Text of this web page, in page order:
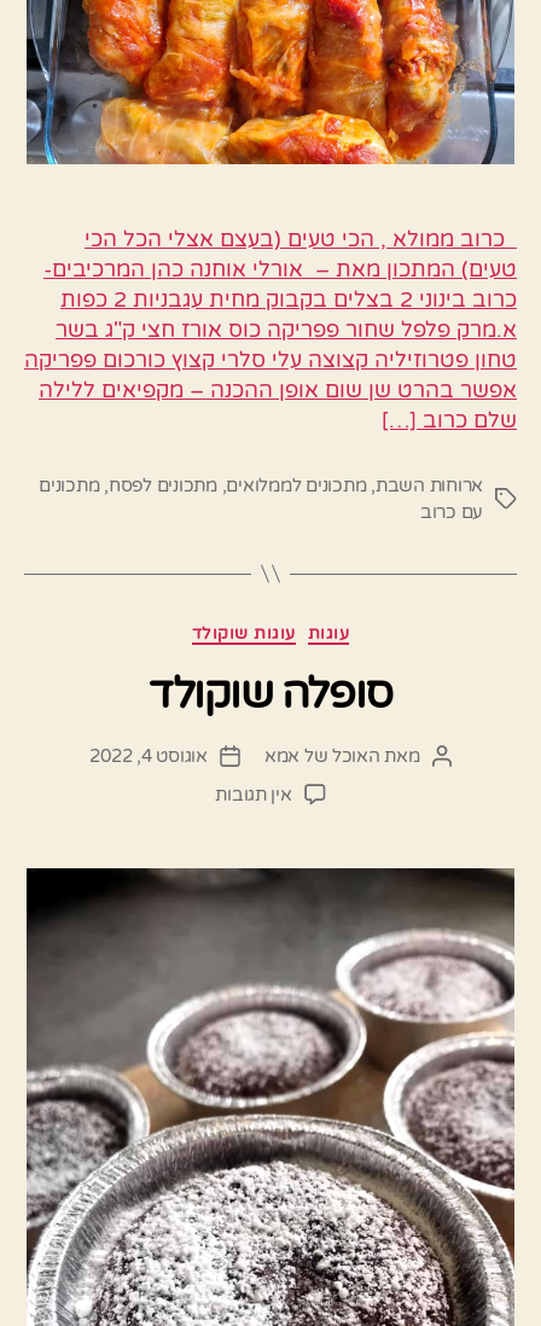
כרוב ממולא , הכי טעים (בעצם אצלי הכל הכי
טעים) המתכון מאת – אורלי אוחנה כהן המרכיבים-
כרוב בינוני 2 בצלים בקבוק מחית עגבניות 2 כפות
א.מרק פלפל שחור פפריקה כוס אורז חצי ק"ג בשר
טחון פטרוזיליה קצוצה עלי סלרי קצוץ כורכום פפריקה
אפשר בהרט שן שום אופן ההכנה – מקפיאים ללילה
שלם כרוב […]
תגיות
ארוחות השבת,מתכונים לממלואים,מתכונים לפסח,מתכונים
עם כרוב
קטגוריות עוגות עוגות שוקולד
סופלה שוקולד
המחבר
מאת האוכל של אמא
תאריךאוגוסט 4, 2022
אין תגובותעל